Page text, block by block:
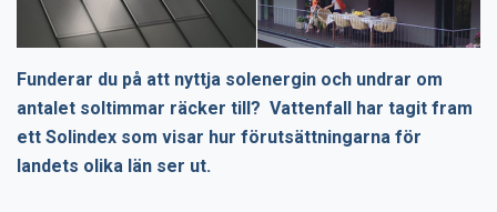
Funderar du på att nyttja solenergin och undrar om
antalet soltimmar räcker till? Vattenfall har tagit fram
ett Solindex som visar hur förutsättningarna för
landets olika län ser ut.